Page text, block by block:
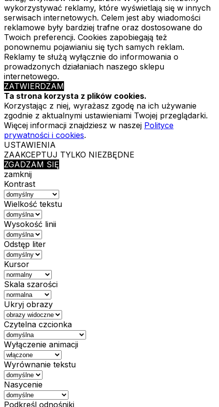
wykorzystywać reklamy, które wyświetlają się w innych
serwisach internetowych. Celem jest aby wiadomości
reklamowe były bardziej trafne oraz dostosowane do
Twoich preferencji. Cookies zapobiegają też
ponownemu pojawianiu się tych samych reklam.
Reklamy te służą wyłącznie do informowania o
prowadzonych działaniach naszego sklepu
internetowego.
ZATWIERDZAM
Ta strona korzysta z plików cookies.
Korzystając z niej, wyrażasz zgodę na ich używanie
zgodnie z aktualnymi ustawieniami Twojej przeglądarki.
Więcej informacji znajdziesz w naszej Polityce
prywatności i cookies.
USTAWIENIA
ZAAKCEPTUJ TYLKO NIEZBĘDNE
ZGADZAM SIĘ
zamknij
Kontrast
Wielkość tekstu
Wysokość linii
Odstęp liter
Kursor
Skala szarości
Ukryj obrazy
Czytelna czcionka
Wyłączenie animacji
Wyrównanie tekstu
Nasycenie
Podkreśl odnośniki